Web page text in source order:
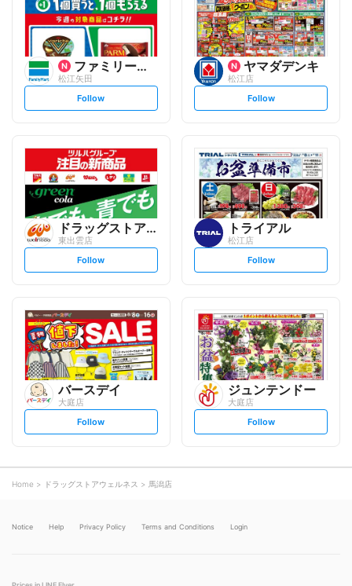
ファミリーマート
松江矢田
s
t
l
o
w
Follow
ヤマダデンキ
松江店
s
t
o
w
Follow
ドラッグストアウェルネス
東出雲店
s
t
l
o
w
Follow
トライアル
松江店
s
t
o
w
Follow
バースデイ
大庭店
s
t
o
w
Follow
ジュンテンドー
大庭店
s
t
Follow
Home ドラッグストアウェルネス 馬潟店
Notice Help Privacy Policy Terms and Conditions Login